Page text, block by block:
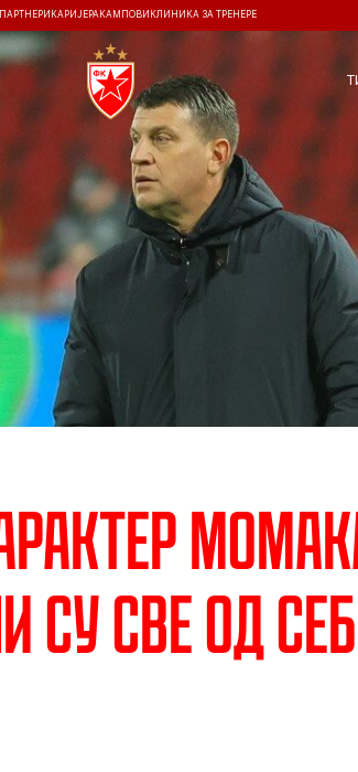
ПАРТНЕРИ КАРИЈЕРА КАМПОВИ КЛИНИКА ЗА ТРЕНЕРЕ
су све од